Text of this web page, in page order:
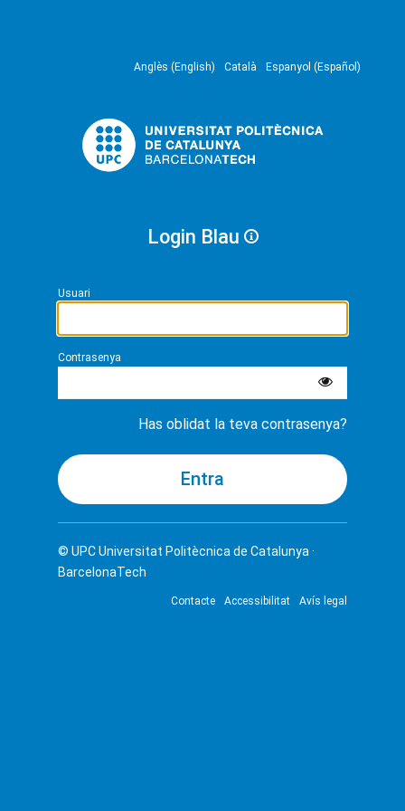
Anglès (English) Català Espanyol (Español)
Login Blau
Usuari
Contrasenya
Has oblidat la teva contrasenya?
© UPCUniversitat Politècnica de Catalunya ·
BarcelonaTech
Contacte Accessibilitat Avís legal